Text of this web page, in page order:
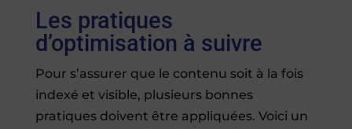
Les pratiques
d’optimisation à suivre
Pour s’assurer que le contenu soit à la fois
indexé et visible, plusieurs bonnes
pratiques doivent être appliquées. Voici un